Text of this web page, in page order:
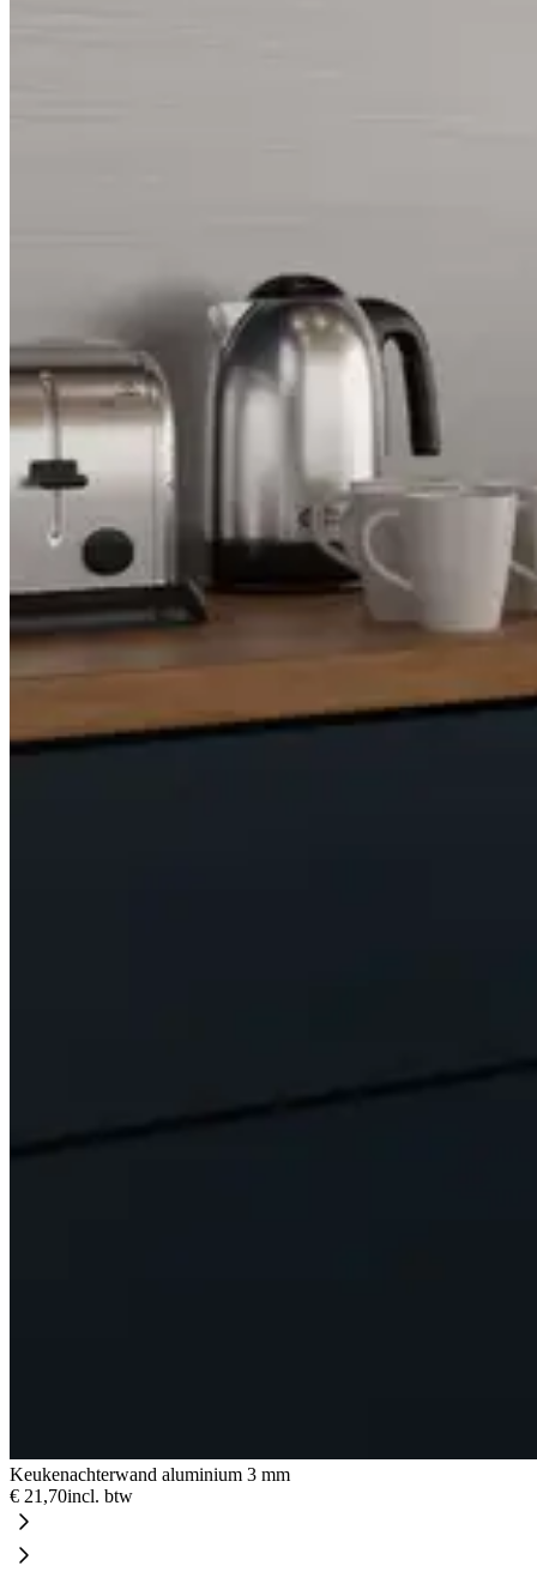
Keukenachterwand aluminium 3 mm
€ 21,70incl. btw